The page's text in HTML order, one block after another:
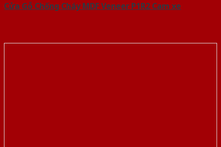
Cửa Gỗ Chống Cháy MDF Veneer P1R2 Cam xe